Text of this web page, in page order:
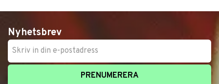
Nyhetsbrev
PRENUMERERA